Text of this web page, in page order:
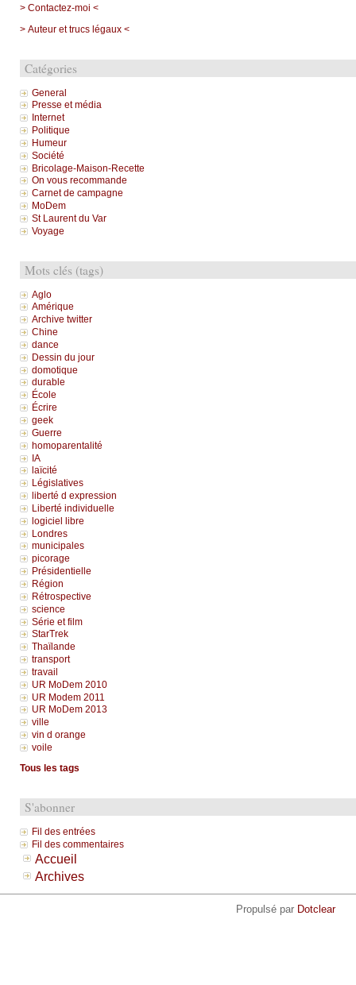
> Contactez-moi <
> Auteur et trucs légaux <
Catégories
General
Presse et média
Internet
Politique
Humeur
Société
Bricolage-Maison-Recette
On vous recommande
Carnet de campagne
MoDem
St Laurent du Var
Voyage
Mots clés (tags)
Aglo
Amérique
Archive twitter
Chine
dance
Dessin du jour
domotique
durable
École
Écrire
geek
Guerre
homoparentalité
IA
laïcité
Législatives
liberté d expression
Liberté individuelle
logiciel libre
Londres
municipales
picorage
Présidentielle
Région
Rétrospective
science
Série et film
StarTrek
Thaïlande
transport
travail
UR MoDem 2010
UR Modem 2011
UR MoDem 2013
ville
vin d orange
voile
Tous les tags
S'abonner
Fil des entrées
Fil des commentaires
Accueil
Archives
Propulsé par Dotclear